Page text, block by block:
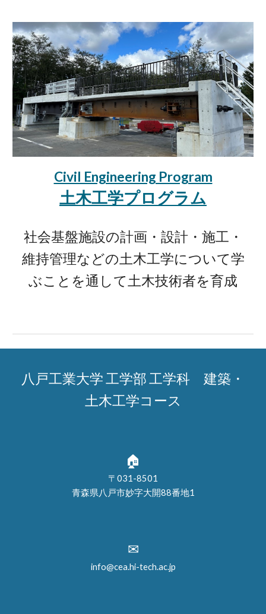
Civil Engineering Program
土木工学プログラム
社会基盤施設の計画・設計・施工・
維持管理などの土木工学について学
ぶことを通して土木技術者を育成
八戸工業大学 工学部 工学科 建築・
土木工学コース
🏠
〒031-8501
青森県八戸市妙字大開88番地1
✉
info@cea.hi-tech.ac.jp